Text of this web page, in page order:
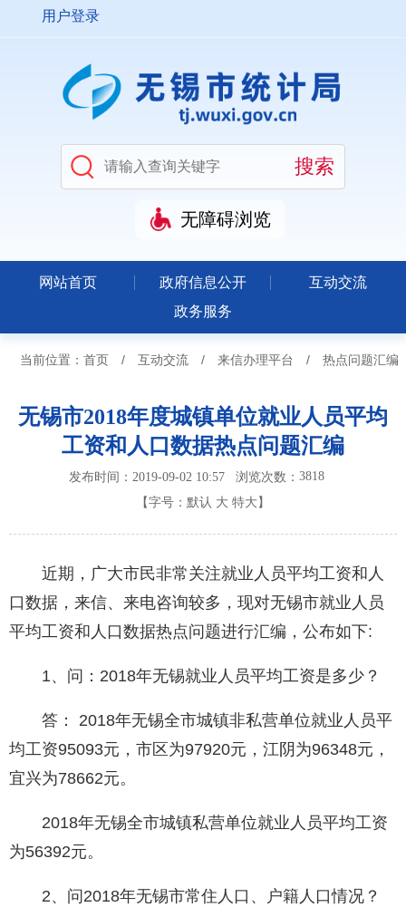
用户登录
无障碍浏览
网站首页 政府信息公开
互动交流
政务服务
当前位置： 首页 / 互动交流 / 来信办理平台 / 热点问题汇编
无锡市2018年度城镇单位就业人员平均
工资和人口数据热点问题汇编
发布时间：2019-09-02 10:57浏览次数：3818
【字号： 默认 大 特大 】
近期，广大市民非常关注就业人员平均工资和人
口数据，来信、来电咨询较多，现对无锡市就业人员
平均工资和人口数据热点问题进行汇编，公布如下:
1、问：2018年无锡就业人员平均工资是多少？
答： 2018年无锡全市城镇非私营单位就业人员平
均工资95093元，市区为97920元，江阴为96348元，
宜兴为78662元。
2018年无锡全市城镇私营单位就业人员平均工资
为56392元。
2、问2018年无锡市常住人口、户籍人口情况？